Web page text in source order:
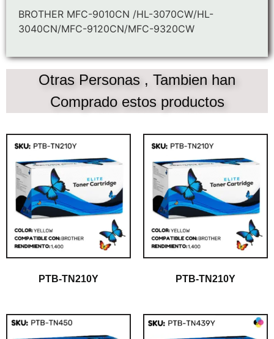
BROTHER MFC-9010CN /HL-3070CW/HL-
3040CN/MFC-9120CN/MFC-9320CW
Otras Personas , Tambien han
Comprado estos productos
PTB-TN210Y PTB-TN210Y